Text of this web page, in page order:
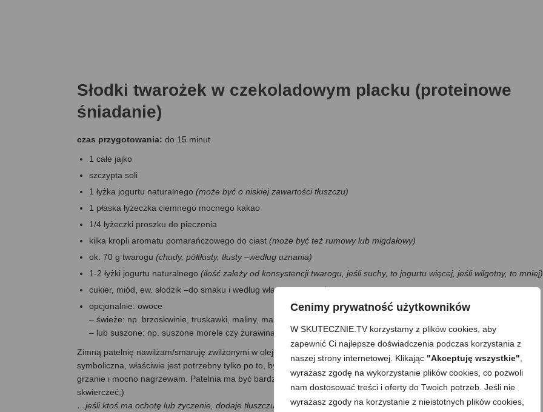
Cenimy prywatność użytkowników
W SKUTECZNIE.TV korzystamy z plików cookies, aby
zapewnić Ci najlepsze doświadczenia podczas korzystania z
naszej strony internetowej. Klikając "Akceptuję wszystkie"
wyrażasz zgodę na wykorzystanie plików cookies, co pozwoli
nam dostosować treści i oferty do Twoich potrzeb. Jeśli nie
wyrażasz zgody na korzystanie z nieistotnych plików cookies,
Słodki twarożek w czekoladowym placku (proteinowe
śniadanie)
czas przygotowania: do 15 minut
1 całe jajko
szczypta soli
1 łyżka jogurtu naturalnego (może być o niskiej zawartości tłuszczu)
1 płaska łyżeczka ciemnego mocnego kakao
1/4 łyżeczki proszku do pieczenia
kilka kropli aromatu pomarańczowego do ciast (może być też rumowy lub migdałowy)
ok. 70 g twarogu (chudy, półtłusty, tłusty –według uznania)
1-2 łyżki jogurtu naturalnego (ilość zależy od konsystencji twarogu, jeśli suchy, to jogurtu więcej, jeśli wilgotny, to mniej)
cukier, miód, ew. słodzik –do smaku i według własnego uznania
opcjonalnie: owoce
– świeże: np. brzoskwinie, truskawki, maliny, mandarynki, pomarańcze
– lub suszone: np. suszone morele czy żurawina
Zimną patelnię nawilżam/smaruję zwilżonymi w oleju palcami lub ręcznikiem papierowym–ilość tłuszczu naprawdę
symboliczna, właściwie jest potrzebny tylko po to, by placek ładnie odszedł przy przewracaniu na drugą stronę. Włączam
grzanie i mocno nagrzewam. Patelnia ma być bardzo gorąca –tak, że gdy kapnę na nią kroplą wody, to zacznie
skwierczeć;)
…jeśli ktoś ma ochotę lub życzenie, dodaje tłuszczu nieco więcej;)